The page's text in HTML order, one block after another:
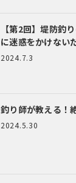
【第2回】堤防釣
に迷惑をかけない
2024.7.3
釣り師が教える！
2024.5.30